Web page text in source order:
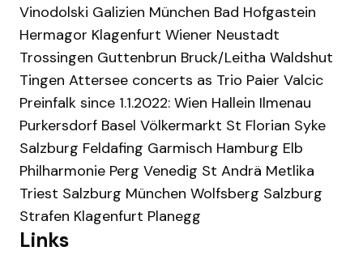
Vinodolski Galizien München Bad Hofgastein
Hermagor Klagenfurt Wiener Neustadt
Trossingen Guttenbrun Bruck/Leitha Waldshut
Tingen Attersee concerts as Trio Paier Valcic
Preinfalk since 1.1.2022: Wien Hallein Ilmenau
Purkersdorf Basel Völkermarkt St Florian Syke
Salzburg Feldafing Garmisch Hamburg Elb
Philharmonie Perg Venedig St Andrä Metlika
Triest Salzburg München Wolfsberg Salzburg
Strafen Klagenfurt Planegg
Links